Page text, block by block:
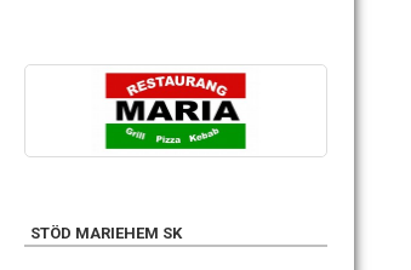
STÖD MARIEHEM SK